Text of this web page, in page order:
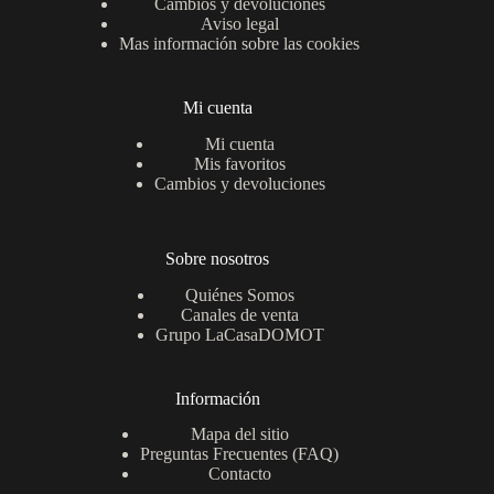
Cambios y devoluciones
Aviso legal
Mas información sobre las cookies
Mi cuenta
Mi cuenta
Mis favoritos
Cambios y devoluciones
Sobre nosotros
Quiénes Somos
Canales de venta
Grupo LaCasaDOMOT
Información
Mapa del sitio
Preguntas Frecuentes (FAQ)
Contacto